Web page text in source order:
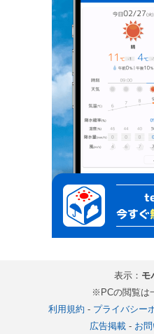
表示： モ
※PCの閲覧は
利用規約 - プライバシー
広告掲載- お